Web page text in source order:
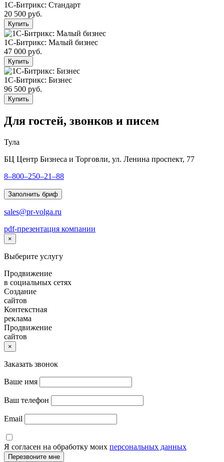
1С-Битрикс: Стандарт
20 500 руб.
Купить
1С-Битрикс: Малый бизнес
47 000 руб.
Купить
1С-Битрикс: Бизнес
96 500 руб.
Купить
Для гостей, звонков и писем
Тула
БЦ Центр Бизнеса и Торговли, ул. Ленина проспект, 77
8–800–250–21–88
Заполнить бриф
sales@pr-volga.ru
pdf-презентация компании
×
Выберите услугу
Продвижение
в социальных сетях
Создание
сайтов
Контекстная
реклама
Продвижение
сайтов
×
Заказать звонок
Ваше имя
Ваш телефон
Email
Я согласен на обработку моих персональных данных